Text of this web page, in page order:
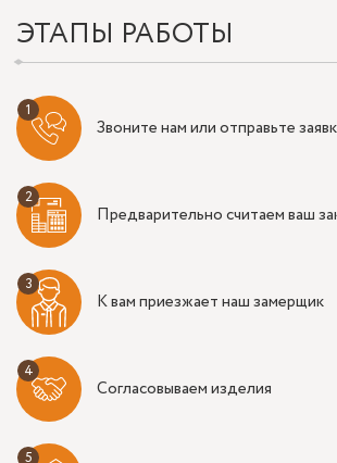
ЭТАПЫ РАБОТЫ
Звоните нам или отправьте
Предварительно считаем ваш
К вам приезжает наш замерщик
Согласовываем изделия